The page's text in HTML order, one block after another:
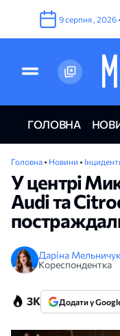
9серпня , 2026 •
ГОЛОВНА
Головна • Новини •
У центрі
Audi та
Даріна Мельничук
Кореспондентка
3K Додати у